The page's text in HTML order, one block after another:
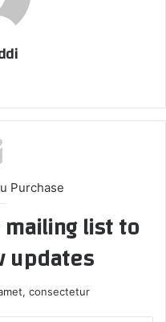
Purchase
list to
consectetur.